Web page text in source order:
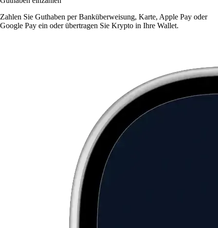
Zahlen Sie Guthaben per Banküberweisung, Karte, Apple Pay oder
Google Pay ein oder übertragen Sie Krypto in Ihre Wallet.